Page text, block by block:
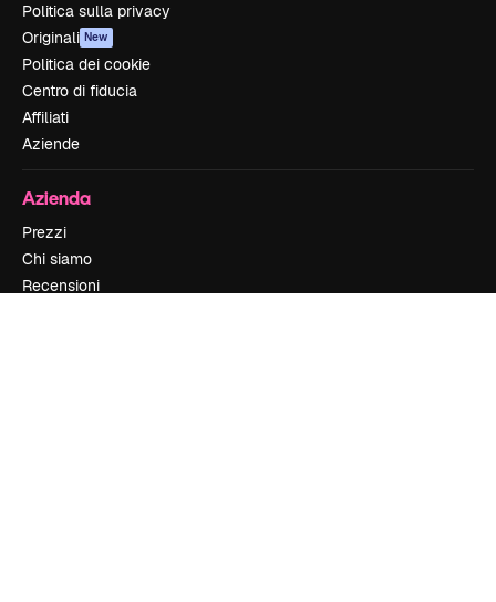
Politica sulla privacy
Originali New
Politica dei cookie
Centro di fiducia
Affiliati
Aziende
Azienda
Prezzi
Chi siamo
Recensioni